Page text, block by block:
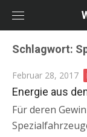
Schlagwort:
Posted
on
Februar 28, 2017
Energie aus
Für deren